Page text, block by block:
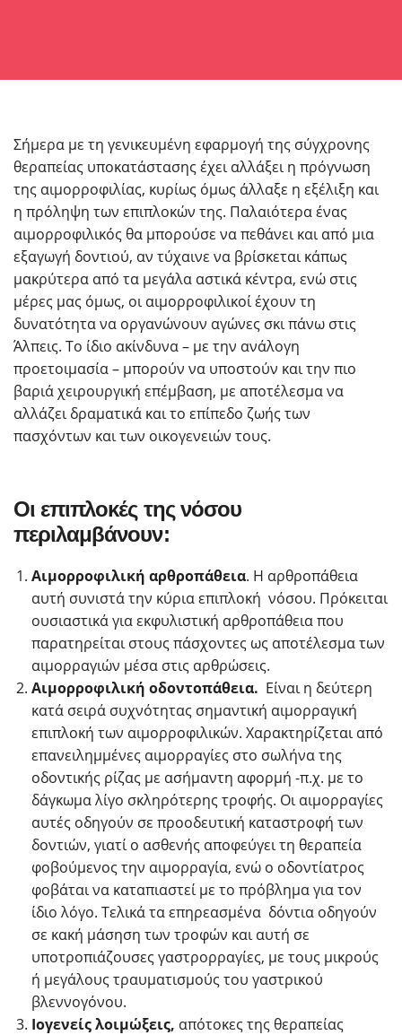
Σήμερα με τη γενικευμένη εφαρμογή της σύγχρονης
θεραπείας υποκατάστασης έχει αλλάξει η πρόγνωση
της αιμορροφιλίας, κυρίως όμως άλλαξε η εξέλιξη και
η πρόληψη των επιπλοκών της. Παλαιότερα ένας
αιμορροφιλικός θα μπορούσε να πεθάνει και από μια
εξαγωγή δοντιού, αν τύχαινε να βρίσκεται κάπως
μακρύτερα από τα μεγάλα αστικά κέντρα, ενώ στις
μέρες μας όμως, οι αιμορροφιλικοί έχουν τη
δυνατότητα να οργανώνουν αγώνες σκι πάνω στις
Άλπεις. Το ίδιο ακίνδυνα – με την ανάλογη
προετοιμασία – μπορούν να υποστούν και την πιο
βαριά χειρουργική επέμβαση, με αποτέλεσμα να
αλλάζει δραματικά και το επίπεδο ζωής των
πασχόντων και των οικογενειών τους.
Οι επιπλοκές της νόσου
περιλαμβάνουν:
Αιμορροφιλική αρθροπάθεια. Η αρθροπάθεια
αυτή συνιστά την κύρια επιπλοκή νόσου. Πρόκειται
ουσιαστικά για εκφυλιστική αρθροπάθεια που
παρατηρείται στους πάσχοντες ως αποτέλεσμα των
αιμορραγιών μέσα στις αρθρώσεις.
Αιμορροφιλική οδοντοπάθεια. Είναι η δεύτερη
κατά σειρά συχνότητας σημαντική αιμορραγική
επιπλοκή των αιμορροφιλικών. Χαρακτηρίζεται από
επανειλημμένες αιμορραγίες στο σωλήνα της
οδοντικής ρίζας με ασήμαντη αφορμή -π.χ. με το
δάγκωμα λίγο σκληρότερης τροφής. Οι αιμορραγίες
αυτές οδηγούν σε προοδευτική καταστροφή των
δοντιών, γιατί ο ασθενής αποφεύγει τη θεραπεία
φοβούμενος την αιμορραγία, ενώ ο οδοντίατρος
φοβάται να καταπιαστεί με το πρόβλημα για τον
ίδιο λόγο. Τελικά τα επηρεασμένα δόντια οδηγούν
σε κακή μάσηση των τροφών και αυτή σε
υποτροπιάζουσες γαστρορραγίες, με τους μικρούς
ή μεγάλους τραυματισμούς του γαστρικού
βλεννογόνου.
Ιογενείς λοιμώξεις, απότοκες της θεραπείας